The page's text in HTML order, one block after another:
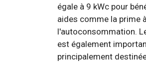
égale à 9 kWc pour
aides comme la prime
l'autoconsommation.
est également
principalement